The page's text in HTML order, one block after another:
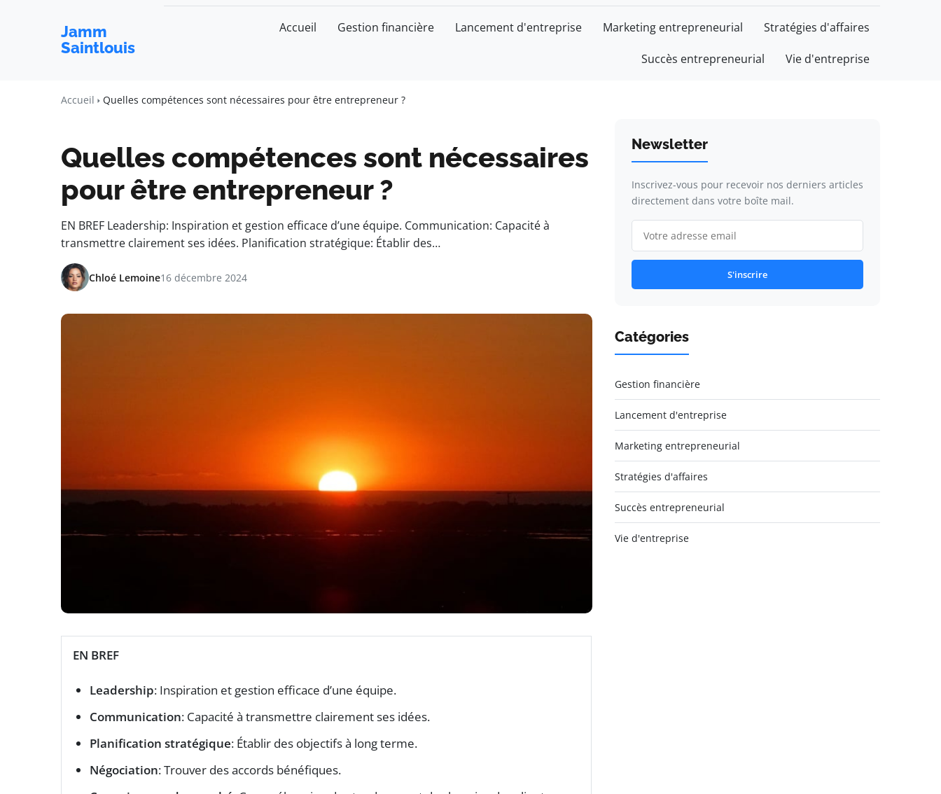
Jamm
Saintlouis
Accueil Gestion financière Lancement d'entreprise Marketing entrepreneurial Stratégies d'affaires
Succès entrepreneurial Vie d'entreprise
Accueil Quelles compétences sont nécessaires pour être entrepreneur ?
Quelles compétences sont nécessaires
pour être entrepreneur ?
EN BREF Leadership: Inspiration et gestion efficace d’une équipe. Communication: Capacité à
transmettre clairement ses idées. Planification stratégique: Établir des…
Chloé Lemoine16 décembre 2024
EN BREF
Leadership: Inspiration et gestion efficace d’une équipe.
Communication: Capacité à transmettre clairement ses idées.
Planification stratégique: Établir des objectifs à long terme.
Négociation: Trouver des accords bénéfiques.
Newsletter
Inscrivez-vous pour recevoir nos derniers articles
directement dans votre boîte mail.
S'inscrire
Catégories
Gestion financière
Lancement d'entreprise
Marketing entrepreneurial
Stratégies d'affaires
Succès entrepreneurial
Vie d'entreprise